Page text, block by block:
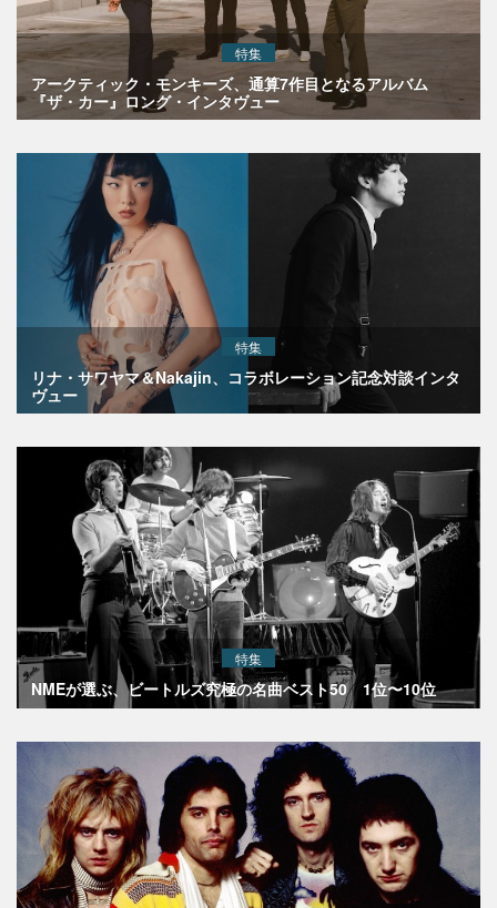
特集
アークティック・モンキーズ、通算7作目となるアルバム
『ザ・カー』ロング・インタヴュー
特集
リナ・サワヤマ＆Nakajin、コラボレーション記念対談インタ
ヴュー
特集
NMEが選ぶ、ビートルズ究極の名曲ベスト50 1位〜10位